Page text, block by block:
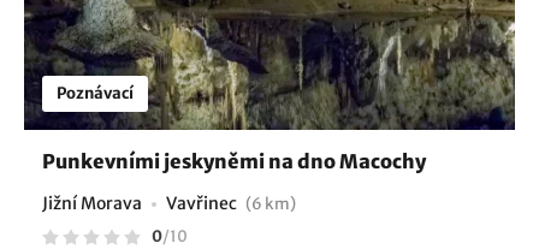
Poznávací
Punkevními jeskyněmi na dno Macochy
Jižní Morava Vavřinec (6 km)
0/10